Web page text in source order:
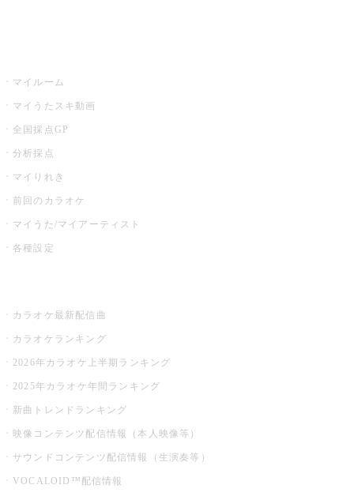
マイルーム
マイうたスキ動画
全国採点GP
分析採点
マイりれき
前回のカラオケ
マイうた/マイアーティスト
各種設定
カラオケ最新配信曲
カラオケランキング
2026年カラオケ上半期ランキング
2025年カラオケ年間ランキング
新曲トレンドランキング
映像コンテンツ配信情報（本人映像等）
サウンドコンテンツ配信情報（生演奏等）
VOCALOID™配信情報